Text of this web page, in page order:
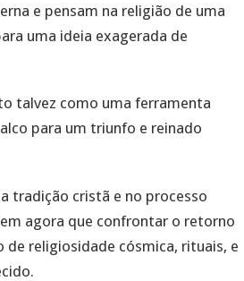
e pensam na religião de uma
uma ideia exagerada de
talvez como uma ferramenta
para um triunfo e reinado
tradição cristã e no processo
agora que confrontar o retorno
religiosidade cósmica, rituais, e